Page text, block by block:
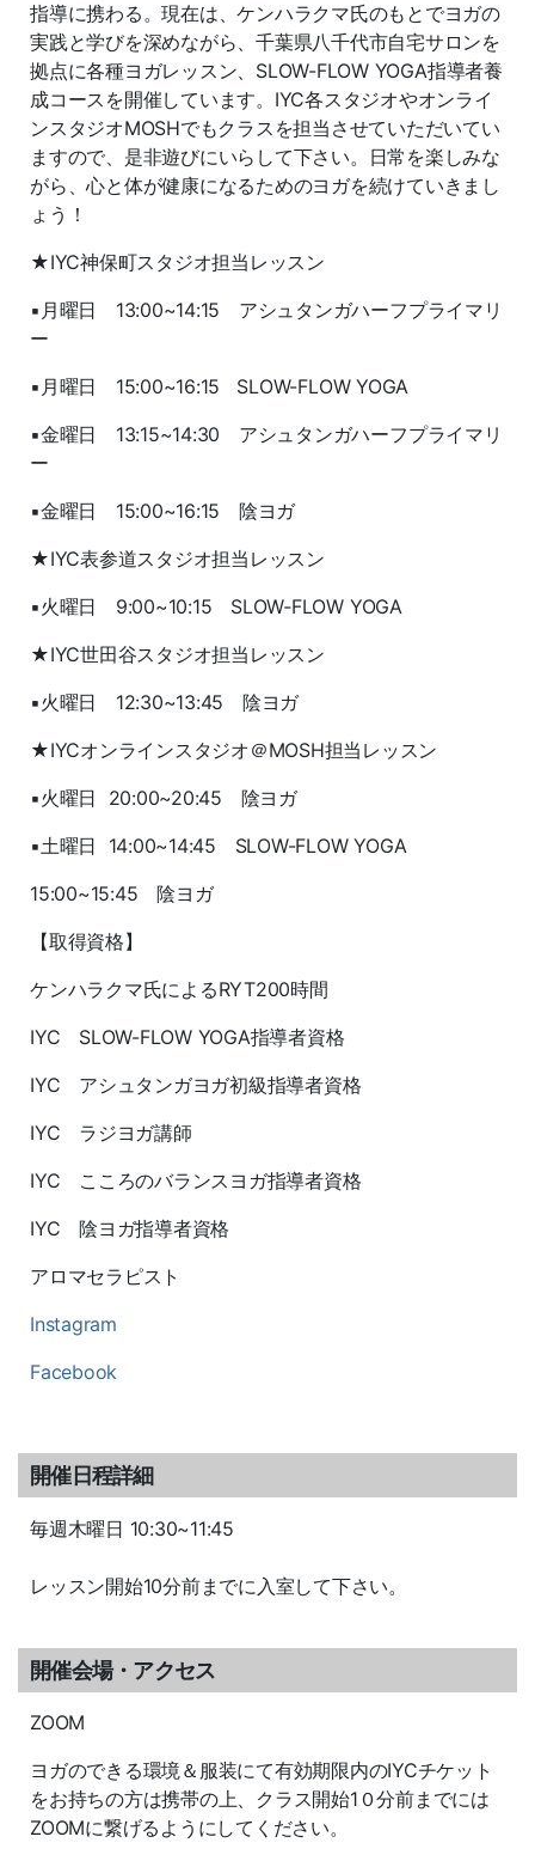
指導に携わる。現在は、ケンハラクマ氏のもとでヨガの
実践と学びを深めながら、千葉県八千代市自宅サロンを
拠点に各種ヨガレッスン、SLOW-FLOW YOGA指導者養
成コースを開催しています。IYC各スタジオやオンライ
ンスタジオMOSHでもクラスを担当させていただいてい
ますので、是非遊びにいらして下さい。日常を楽しみな
がら、心と体が健康になるためのヨガを続けていきまし
ょう！
★IYC神保町スタジオ担当レッスン
▪月曜日 13:00~14:15 アシュタンガハーフプライマリ
ー
▪月曜日 15:00~16:15 SLOW-FLOW YOGA
▪金曜日 13:15~14:30 アシュタンガハーフプライマリ
ー
▪金曜日 15:00~16:15 陰ヨガ
★IYC表参道スタジオ担当レッスン
▪火曜日 9:00~10:15 SLOW‐FLOW YOGA
★IYC世田谷スタジオ担当レッスン
▪火曜日 12:30~13:45 陰ヨガ
★IYCオンラインスタジオ＠MOSH担当レッスン
▪火曜日 20:00~20:45 陰ヨガ
▪土曜日 14:00~14:45 SLOW-FLOW YOGA
15:00~15:45 陰ヨガ
【取得資格】
ケンハラクマ氏によるRYT200時間
IYC SLOW-FLOW YOGA指導者資格
IYC アシュタンガヨガ初級指導者資格
IYC ラジヨガ講師
IYC こころのバランスヨガ指導者資格
IYC 陰ヨガ指導者資格
アロマセラピスト
Instagram
Facebook
開催日程詳細
毎週木曜日 10:30~11:45
レッスン開始10分前までに入室して下さい。
開催会場・アクセス
ZOOM
ヨガのできる環境＆服装にて有効期限内のIYCチケット
をお持ちの方は携帯の上、クラス開始1０分前までには
ZOOMに繋げるようにしてください。